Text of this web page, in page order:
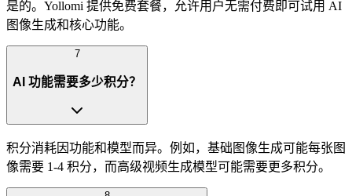
是的。Yollomi 提供免费套餐，允许用户无需付费即可试用 AI
图像生成和核心功能。
7
AI 功能需要多少积分？
积分消耗因功能和模型而异。例如，基础图像生成可能每张图
像需要 1-4 积分，而高级视频生成模型可能需要更多积分。